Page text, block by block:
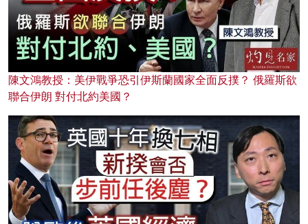
陳文鴻教授：美伊戰爭恐引伊斯蘭國家全面反撲？ 俄羅斯欲
聯合伊朗 對付北約美國？